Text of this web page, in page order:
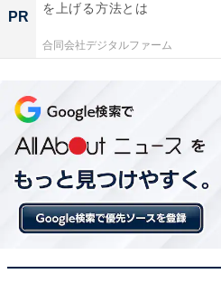
「今日のプレゼンが気がか
「不安」の類語（2）懸念
気にかかって不安に思うこと
状況や事象について、恐れた
使います。まだ起こっていな
PR
を上げる方法とは
合同会社デジタルファーム